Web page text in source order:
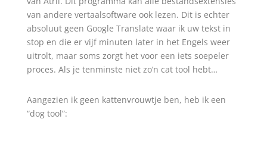
van andere vertaalsoftware ook lezen. Dit is echter
absoluut geen Google Translate waar ik uw tekst in
stop en die er vijf minuten later in het Engels weer
uitrolt, maar soms zorgt het voor een iets soepeler
proces. Als je tenminste niet zo’n cat tool hebt…
Aangezien ik geen kattenvrouwtje ben, heb ik een
“dog tool”: